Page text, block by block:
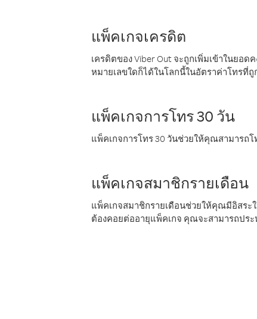
แพ็คเกจเครดิต
เครดิตของ Viber Out จะถูกเพิ่มเข้าในยอ
หมายเลขใดก็ได้ในโลกนี้ในอัตราค่าโทรที่ถู
แพ็คเกจการโทร 30 วัน
แพ็คเกจการโทร 30 วันช่วยให้คุณสามารถ
แพ็คเกจสมาชิกรายเดือน
แพ็คเกจสมาชิกรายเดือนช่วยให้คุณมีอิสระ
ต้องคอยต่ออายุแพ็คเกจ คุณจะสามารถปร